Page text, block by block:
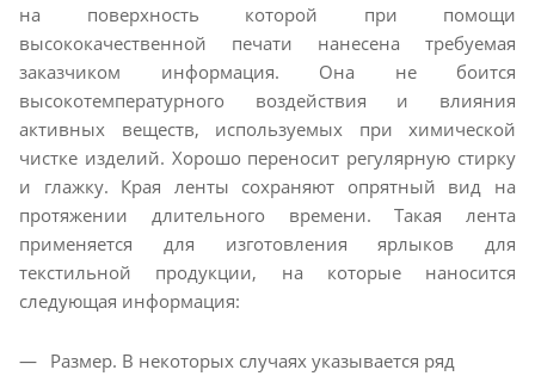
на поверхность которой при помощи
высококачественной печати нанесена требуемая
заказчиком информация. Она не боится
высокотемпературного воздействия и влияния
активных веществ, используемых при химической
чистке изделий. Хорошо переносит регулярную стирку
и глажку. Края ленты сохраняют опрятный вид на
протяжении длительного времени. Такая лента
применяется для изготовления ярлыков для
текстильной продукции, на которые наносится
следующая информация:
Размер. В некоторых случаях указывается ряд